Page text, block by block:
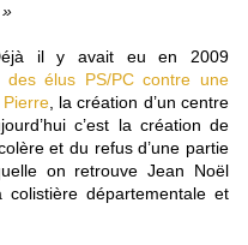
il y avait eu en 2009
des élus PS/PC contre une
, la création d’un centre
c’est la création de
et du refus d’une partie
on retrouve Jean Noël
colistière départementale et